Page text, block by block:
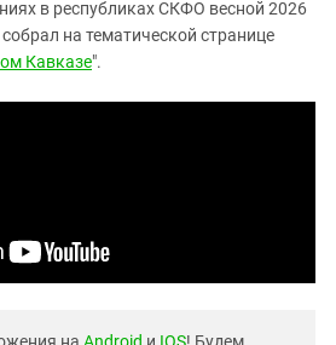
в республиках СКФО весной 2026
на тематической странице
Кавказе".